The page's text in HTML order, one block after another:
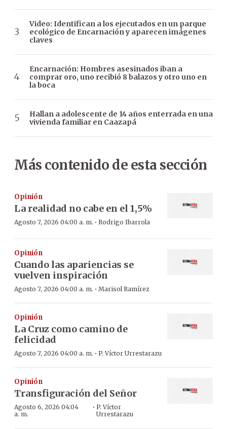
Video: Identifican a los ejecutados en un parque
ecológico de Encarnación y aparecen imágenes
claves
Encarnación: Hombres asesinados iban a
comprar oro, uno recibió 8 balazos y otro uno en
la boca
Hallan a adolescente de 14 años enterrada en una
vivienda familiar en Caazapá
Más contenido de esta sección
Opinión
La realidad no cabe en el 1,5%
Agosto 7, 2026 04:00 a. m. · Rodrigo Ibarrola
Opinión
Cuando las apariencias se
vuelven inspiración
Agosto 7, 2026 04:00 a. m. · Marisol Ramírez
Opinión
La Cruz como camino de
felicidad
Agosto 7, 2026 04:00 a. m. · P. Víctor Urrestarazu
Opinión
Transfiguración del Señor
Agosto 6, 2026 04:04
a. m.
· P. Víctor
Urrestarazu